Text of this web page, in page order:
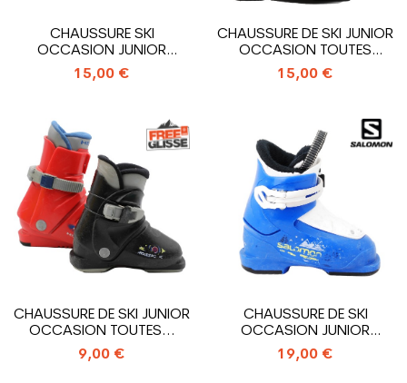
CHAUSSURE SKI
OCCASION JUNIOR
ROSSIGNOL R
18_ENTRÉE...
15,00 €
CHAUSSURE DE SKI JUNIOR
OCCASION TOUTES
MARQUES_4...
15,00 €
CHAUSSURE DE SKI JUNIOR
OCCASION TOUTES...
9,00 €
CHAUSSURE DE SKI
OCCASION JUNIOR
SALOMON T1_1 CROCHET
19,00 €